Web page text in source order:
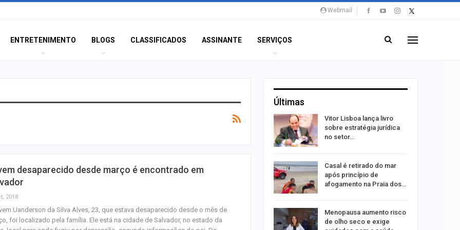
Webmail
ENTRETENIMENTO BLOGS CLASSIFICADOS ASSINANTE SERVIÇOS
desaparecido desde março é encontrado em
2018
Uanderson da Silva Alves, 23, que estava desaparecido desde o mês de
foi localizado pela família. Ele está na cidade de Salvador, no estado da
Últimas
Agosto terá dois eclipses;
Atraso na ampliação do
teste do pezinho dificulta
Jovem é apreendida após
se passar por funcionária
Vitor Lisboa lança livro
sobre estratégia jurídica
no setor…
Casal é retirado do mar
após princípio de
afogamento na Praia dos…
Menopausa aumento risco
de olho seco e exige